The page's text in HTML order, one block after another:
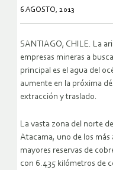
6 AGOSTO, 2013
SANTIAGO, CHILE. La
empresas mineras a
principal es el agua del
aumente en la próxima
extracción y traslado.
La vasta zona del norte
Atacama, uno de los
mayores reservas de
con 6.435 kilómetros de